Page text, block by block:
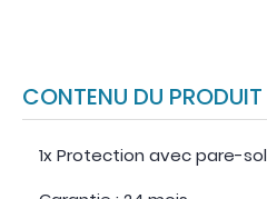
CONTENU DU PRODUIT
1x Protection avec pare-